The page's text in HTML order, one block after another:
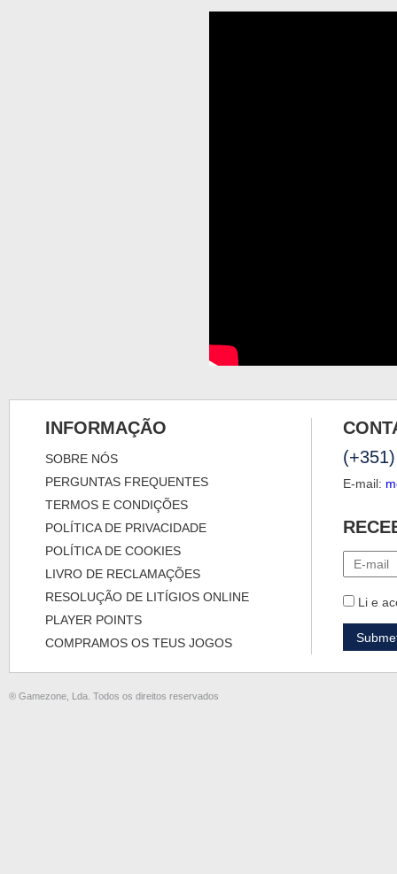
INFORMAÇÃO
SOBRE NÓS
PERGUNTAS FREQUENTES
TERMOS E CONDIÇÕES
POLÍTICA DE PRIVACIDADE
POLÍTICA DE COOKIES
LIVRO DE RECLAMAÇÕES
RESOLUÇÃO DE LITÍGIOS ONLINE
PLAYER POINTS
COMPRAMOS OS TEUS JOGOS
E-mail:
Li e
® Gamezone, Lda. Todos os direitos reservados